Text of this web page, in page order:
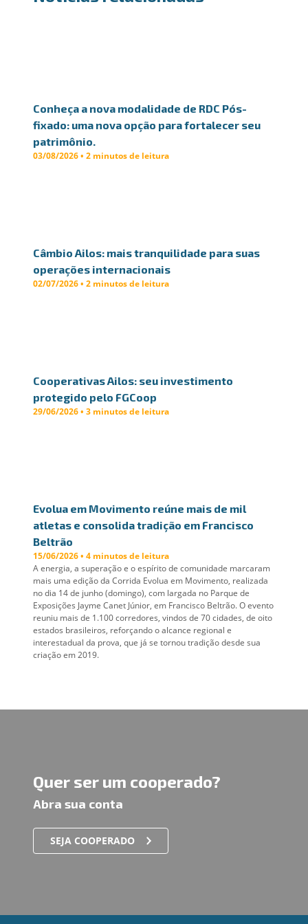
Conheça a nova modalidade de RDC Pós-
fixado: uma nova opção para fortalecer seu
patrimônio.
03/08/2026 • 2 minutos de leitura
Câmbio Ailos: mais tranquilidade para suas
operações internacionais
02/07/2026 • 2 minutos de leitura
Cooperativas Ailos: seu investimento
protegido pelo FGCoop
29/06/2026 • 3 minutos de leitura
Evolua em Movimento reúne mais de mil
atletas e consolida tradição em Francisco
Beltrão
15/06/2026 • 4 minutos de leitura
A energia, a superação e o espírito de comunidade marcaram
mais uma edição da Corrida Evolua em Movimento, realizada
no dia 14 de junho (domingo), com largada no Parque de
Exposições Jayme Canet Júnior, em Francisco Beltrão. O evento
reuniu mais de 1.100 corredores, vindos de 70 cidades, de oito
estados brasileiros, reforçando o alcance regional e
interestadual da prova, que já se tornou tradição desde sua
criação em 2019.
Quer ser um cooperado?
Abra sua conta
SEJA COOPERADO